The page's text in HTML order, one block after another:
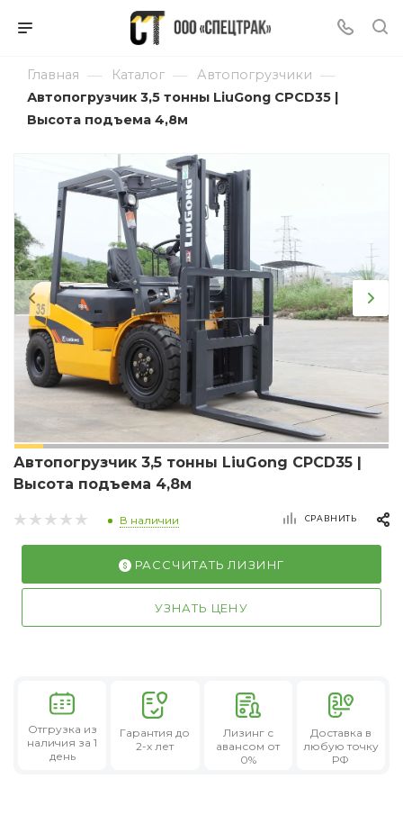
Главная — Каталог — Автопогрузчики —
Автопогрузчик 3,5 тонны LiuGong CPCD35 |
Высота подъема 4,8м
Автопогрузчик 3,5 тонны LiuGong CPCD35 |
Высота подъема 4,8м
В наличии СРАВНИТЬ
РАССЧИТАТЬ ЛИЗИНГ
УЗНАТЬ ЦЕНУ
Отгрузка из
наличия за 1
день
Гарантия до
2-х лет
Лизингс
авансом от
0%
Доставка в
любую точку
РФ